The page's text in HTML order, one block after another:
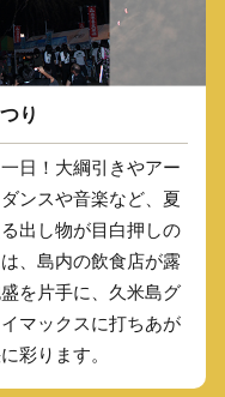
り
日！大綱引きやアー
ンスや音楽など、夏
出し物が目白押しの
、島内の飲食店が露
を片手に、久米島グ
マックスに打ちあが
彩ります。